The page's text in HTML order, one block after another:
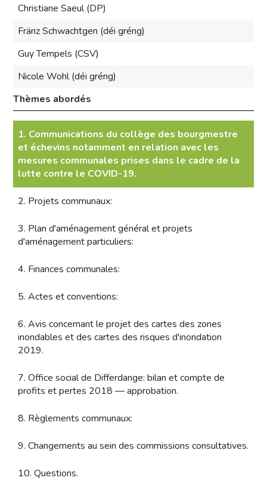
Christiane Saeul (DP)
Fränz Schwachtgen (déi gréng)
Guy Tempels (CSV)
Nicole Wohl (déi gréng)
Thèmes abordés
1. Communications du collège des bourgmestre
et échevins notamment en relation avec les
mesures communales prises dans le cadre de la
lutte contre le COVID-19.
2. Projets communaux:
3. Plan d'aménagement général et projets
d'aménagement particuliers:
4. Finances communales:
5. Actes et conventions:
6. Avis concernant le projet des cartes des zones
inondables et des cartes des risques d'inondation
2019.
7. Office social de Differdange: bilan et compte de
profits et pertes 2018 — approbation.
8. Règlements communaux:
9. Changements au sein des commissions consultatives.
10. Questions.